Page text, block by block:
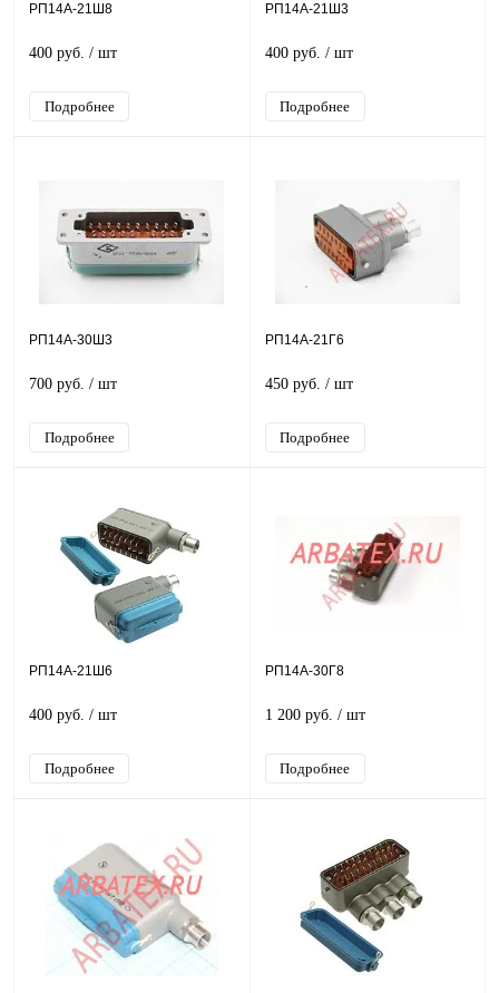
РП14А-21Ш8
400 руб. / шт
Подробнее
РП14А-21Ш3
400 руб. / шт
Подробнее
РП14А-30Ш3
700 руб. / шт
Подробнее
РП14А-21Г6
450 руб. / шт
Подробнее
РП14А-21Ш6
400 руб. / шт
Подробнее
РП14А-30Г8
1 200 руб. / шт
Подробнее